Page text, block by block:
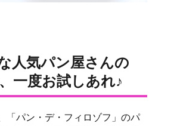
人気パン屋さんの
一度お試しあれ♪
「パン・デ・フィロゾフ」のパ